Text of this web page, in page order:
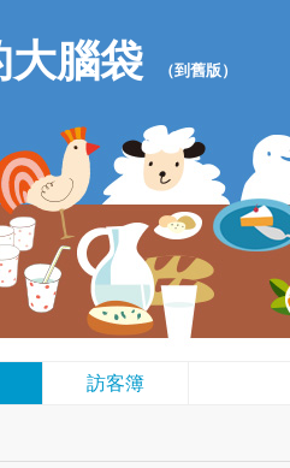
大腦袋 （到舊版 ）
訪客簿